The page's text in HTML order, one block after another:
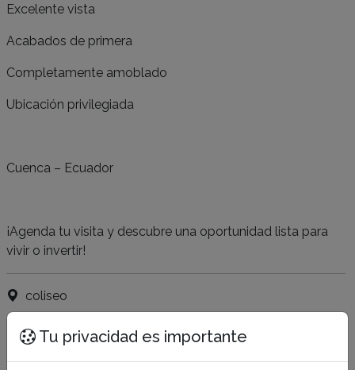
Tu privacidad es importante
Excelente vista
Acabados de primera
Completamente amoblado
Ubicación privilegiada
Cuenca – Ecuador
¡Agenda tu visita y descubre una oportunidad lista para
vivir o invertir!
coliseo